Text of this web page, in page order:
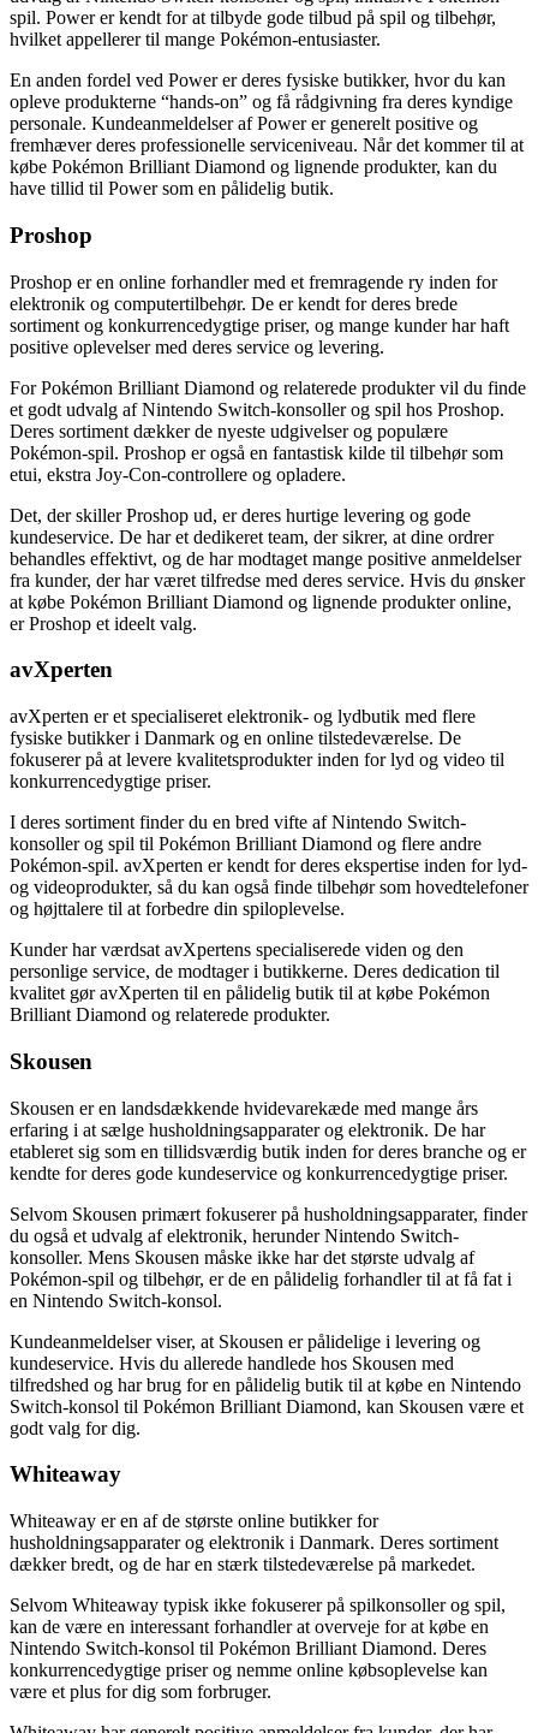
spil. Power er kendt for at tilbyde gode tilbud på spil og tilbehør,
hvilket appellerer til mange Pokémon-entusiaster.
En anden fordel ved Power er deres fysiske butikker, hvor du kan
opleve produkterne “hands-on” og få rådgivning fra deres kyndige
personale. Kundeanmeldelser af Power er generelt positive og
fremhæver deres professionelle serviceniveau. Når det kommer til at
købe Pokémon Brilliant Diamond og lignende produkter, kan du
have tillid til Power som en pålidelig butik.
Proshop
Proshop er en online forhandler med et fremragende ry inden for
elektronik og computertilbehør. De er kendt for deres brede
sortiment og konkurrencedygtige priser, og mange kunder har haft
positive oplevelser med deres service og levering.
For Pokémon Brilliant Diamond og relaterede produkter vil du finde
et godt udvalg af Nintendo Switch-konsoller og spil hos Proshop.
Deres sortiment dækker de nyeste udgivelser og populære
Pokémon-spil. Proshop er også en fantastisk kilde til tilbehør som
etui, ekstra Joy-Con-controllere og opladere.
Det, der skiller Proshop ud, er deres hurtige levering og gode
kundeservice. De har et dedikeret team, der sikrer, at dine ordrer
behandles effektivt, og de har modtaget mange positive anmeldelser
fra kunder, der har været tilfredse med deres service. Hvis du ønsker
at købe Pokémon Brilliant Diamond og lignende produkter online,
er Proshop et ideelt valg.
avXperten
avXperten er et specialiseret elektronik- og lydbutik med flere
fysiske butikker i Danmark og en online tilstedeværelse. De
fokuserer på at levere kvalitetsprodukter inden for lyd og video til
konkurrencedygtige priser.
I deres sortiment finder du en bred vifte af Nintendo Switch-
konsoller og spil til Pokémon Brilliant Diamond og flere andre
Pokémon-spil. avXperten er kendt for deres ekspertise inden for lyd-
og videoprodukter, så du kan også finde tilbehør som hovedtelefoner
og højttalere til at forbedre din spiloplevelse.
Kunder har værdsat avXpertens specialiserede viden og den
personlige service, de modtager i butikkerne. Deres dedication til
kvalitet gør avXperten til en pålidelig butik til at købe Pokémon
Brilliant Diamond og relaterede produkter.
Skousen
Skousen er en landsdækkende hvidevarekæde med mange års
erfaring i at sælge husholdningsapparater og elektronik. De har
etableret sig som en tillidsværdig butik inden for deres branche og er
kendte for deres gode kundeservice og konkurrencedygtige priser.
Selvom Skousen primært fokuserer på husholdningsapparater, finder
du også et udvalg af elektronik, herunder Nintendo Switch-
konsoller. Mens Skousen måske ikke har det største udvalg af
Pokémon-spil og tilbehør, er de en pålidelig forhandler til at få fat i
en Nintendo Switch-konsol.
Kundeanmeldelser viser, at Skousen er pålidelige i levering og
kundeservice. Hvis du allerede handlede hos Skousen med
tilfredshed og har brug for en pålidelig butik til at købe en Nintendo
Switch-konsol til Pokémon Brilliant Diamond, kan Skousen være et
godt valg for dig.
Whiteaway
Whiteaway er en af ​​de største online butikker for
husholdningsapparater og elektronik i Danmark. Deres sortiment
dækker bredt, og de har en stærk tilstedeværelse på markedet.
Selvom Whiteaway typisk ikke fokuserer på spilkonsoller og spil,
kan de være en interessant forhandler at overveje for at købe en
Nintendo Switch-konsol til Pokémon Brilliant Diamond. Deres
konkurrencedygtige priser og nemme online købsoplevelse kan
være et plus for dig som forbruger.